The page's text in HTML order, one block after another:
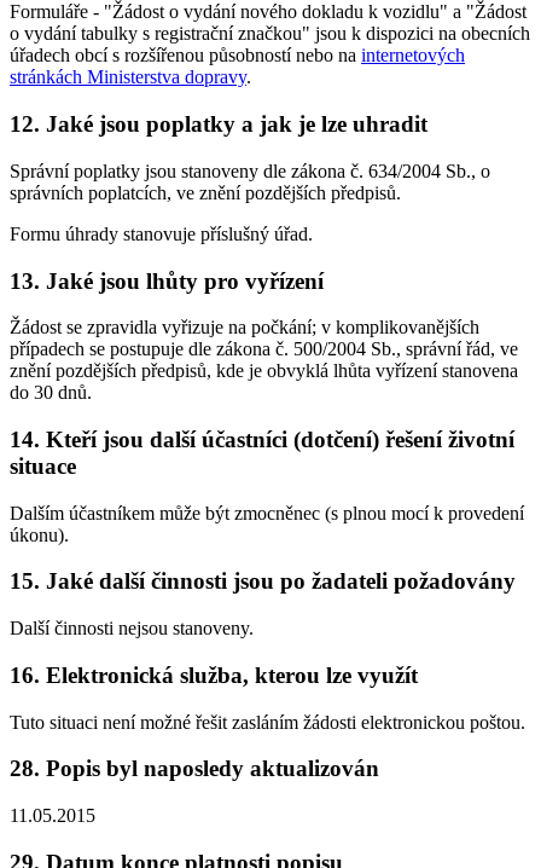
Formuláře - "Žádost o vydání nového dokladu k vozidlu" a "Žádost
o vydání tabulky s registrační značkou" jsou k dispozici na obecních
úřadech obcí s rozšířenou působností nebo na internetových
stránkách Ministerstva dopravy.
12. Jaké jsou poplatky a jak je lze uhradit
Správní poplatky jsou stanoveny dle zákona č. 634/2004 Sb., o
správních poplatcích, ve znění pozdějších předpisů.
Formu úhrady stanovuje příslušný úřad.
13. Jaké jsou lhůty pro vyřízení
Žádost se zpravidla vyřizuje na počkání; v komplikovanějších
případech se postupuje dle zákona č. 500/2004 Sb., správní řád, ve
znění pozdějších předpisů, kde je obvyklá lhůta vyřízení stanovena
do 30 dnů.
14. Kteří jsou další účastníci (dotčení) řešení životní
situace
Dalším účastníkem může být zmocněnec (s plnou mocí k provedení
úkonu).
15. Jaké další činnosti jsou po žadateli požadovány
Další činnosti nejsou stanoveny.
16. Elektronická služba, kterou lze využít
Tuto situaci není možné řešit zasláním žádosti elektronickou poštou.
28. Popis byl naposledy aktualizován
11.05.2015
29. Datum konce platnosti popisu